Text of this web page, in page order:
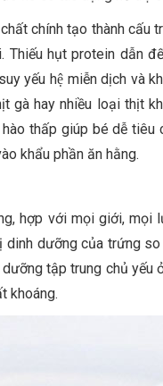
chính tạo thành cấu
Thiếu hụt protein dẫn
yếu hệ miễn dịch và
gà hay nhiều loại thịt
thấp giúp bé dễ
khẩu phần ăn hằng.
hợp với mọi giới, mọi
dinh dưỡng của trứng
tập trung chủ
khoáng.